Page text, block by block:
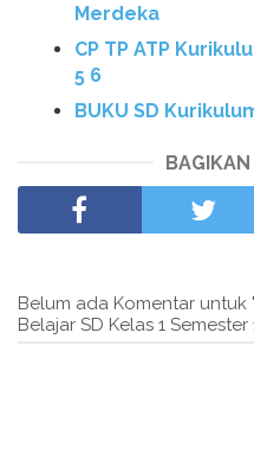
Merdeka
CP TP ATP
5 6
BUKU SD
Belum ada Komentar untuk
Belajar SD Kelas 1 Semester